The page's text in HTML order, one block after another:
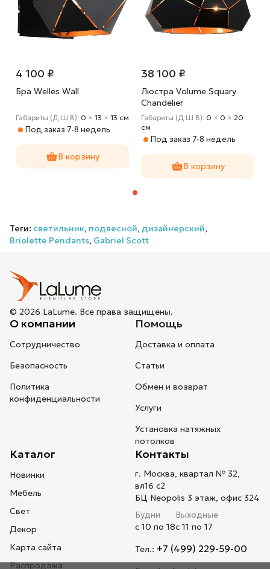
4 100 ₽
Бра Welles Wall
Габариты (Д Ш В): 0 × 13 × 13 cм
Под заказ 7-8 недель
В корзину
38 100 ₽
Люстра Volume Squarу
Chandelier
Габариты (Д Ш В): 0 × 0 × 20
cм
Под заказ 7-8 недель
В корзину
Теги: светильник, подвесной, дизайнерский,
Briolette Pendants, Gabriel Scott
© 2026 LaLume. Все права защищены.
О компании
Сотрудничество
Безопасность
Политика
конфиденциальности
Помощь
Доставка и оплата
Статьи
Обмен и возврат
Услуги
Установка натяжных
потолков
Каталог
Новинки
Мебель
Свет
Декор
Карта сайта
Распродажа
Контакты
г. Москва, квартал № 32,
вл16 с2
БЦ Neopolis 3 этаж, офис 324
Будни
с 10 по 18
Выходные
с 11 по 17
Тел.: +7 (499) 229-59-00